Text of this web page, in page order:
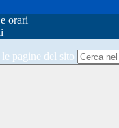
orari
pagine del sito